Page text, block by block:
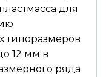
для
типоразмеров
12 мм в
ряда